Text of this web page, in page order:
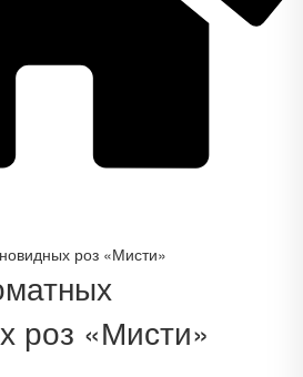
роз «Мисти»
роз «Мисти»